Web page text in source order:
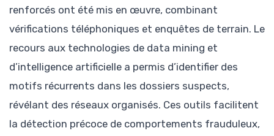
renforcés ont été mis en œuvre, combinant
vérifications téléphoniques et enquêtes de terrain. Le
recours aux technologies de data mining et
d’intelligence artificielle a permis d’identifier des
motifs récurrents dans les dossiers suspects,
révélant des réseaux organisés. Ces outils facilitent
la détection précoce de comportements frauduleux,